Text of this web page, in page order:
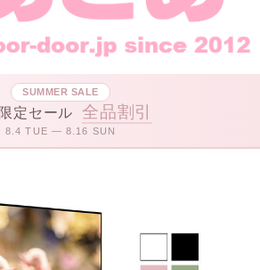
SUMMER SALE
定セール 全品割引
8.4 TUE — 8.16 SUN